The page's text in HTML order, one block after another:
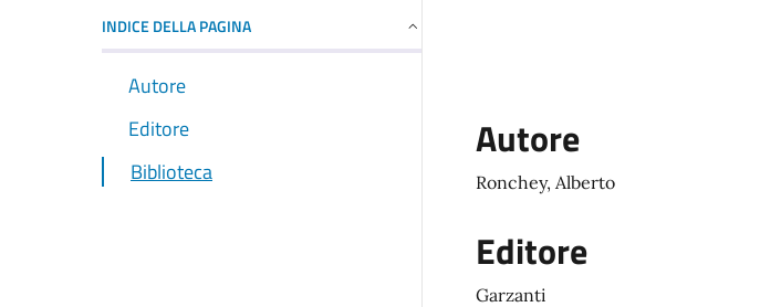
INDICE DELLA PAGINA
Autore
Editore
Biblioteca
Autore
Ronchey, Alberto
Editore
Garzanti